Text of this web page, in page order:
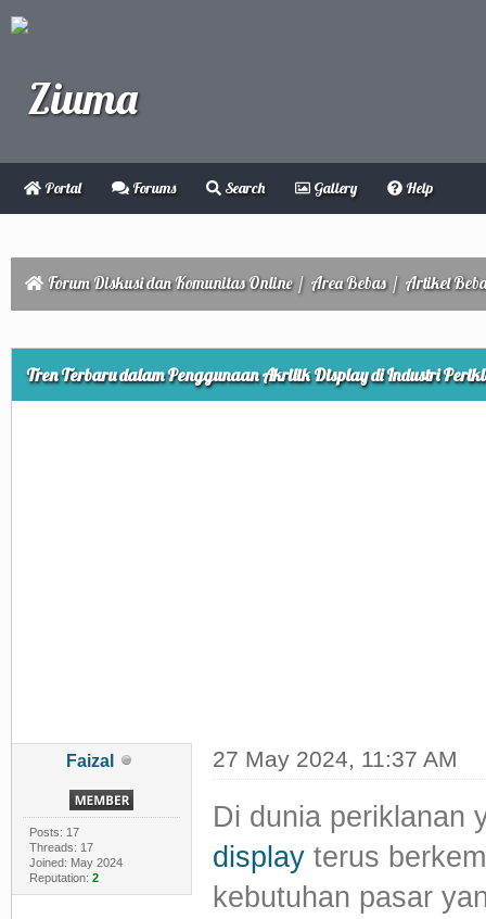
Portal Forums Search Gallery Help
Forum Diskusi dan Komunitas Online/ Area Bebas/ Artikel
Tren Terbaru dalam Penggunaan Akrilik Display di Industri
Faizal
Posts: 17
Threads: 17
Joined: May 2024
Reputation: 2
27 May 2024, 11:37 AM
Di dunia periklanan
displayterus
kebutuhan pasar